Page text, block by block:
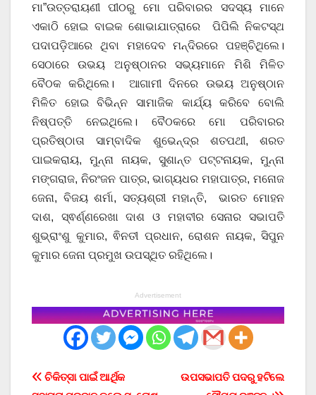
ମା”ଉତ୍ତରାୟଣୀ ପୀଠରୁ ମୋ ପରିବାରର ସଦସ୍ୟ ମାନେ
ଏକାଠି ହୋଇ ବାଇକ ଶୋଭାଯାତ୍ରାରେ ପିପିଲି ନିକଟସ୍ଥ
ପଦାପଡ଼ିଆରେ ଥିବା ମହାଦେବ ମନ୍ଦିରରେ ପହଞ୍ଚିଥିଲେ।
ସେଠାରେ ଉଭୟ ଅନୁଷ୍ଠାନର ସଭ୍ୟମାନେ ମିଶି ମିଳିତ
ବୈଠକ କରିଥିଲେ। ଆଗାମୀ ଦିନରେ ଉଭୟ ଅନୁଷ୍ଠାନ
ମିଳିତ ହୋଇ ବିଭିନ୍ନ ସାମାଜିକ କାର୍ଯ୍ୟ କରିବେ ବୋଲି
ନିଷ୍ପତ୍ତି ନେଇଥିଲେ। ବୈଠକରେ ମୋ ପରିବାରର
ପ୍ରତିଷ୍ଠାତା ସାମ୍ବାଦିକ ଶୁଭେନ୍ଦ୍ର ଶତପଥୀ, ଶରତ
ପାଇକରାୟ, ମୁନ୍ନା ନାୟକ, ସୁଶାନ୍ତ ପଟ୍ଟନାୟକ, ମୁନ୍ନା
ମଙ୍ଗରାଜ, ନିରଂଜନ ପାତ୍ର, ଭାଗ୍ୟଧର ମହାପାତ୍ର, ମନୋଜ
ଜେନା, ବିଜୟ ଶର୍ମା, ସତ୍ୟଶ୍ରୀ ମହାନ୍ତି, ଭାରତ ମୋହନ
ଦାଶ, ସ୍ଵର୍ଣ୍ଣରେଖା ଦାଶ ଓ ମହାବୀର ସେନାର ସଭାପତି
ଶୁଭ୍ରାଂଶୁ କୁମାର, ଵିନତୀ ପ୍ରଧାନ, ରୋଶନ ନାୟକ, ସିପୁନ
କୁମାର ଜେନା ପ୍ରମୁଖ ଉପସ୍ଥିତ ରହିଥିଲେ।
Advertisement
Post
ଉପସଭାପତି ପଦରୁ ହଟିଲେ
ଚିକିତ୍ସା ପାଇଁ ଆର୍ଥିକ